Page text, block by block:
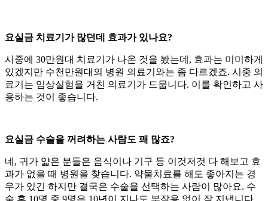
요실금 치료기가 많던데 효과가 있나요?
시중에 30만원대 치료기가 나온 것을 봤는데, 효과는 미미하게
있겠지만 수천만원대의 병원 의료기와는 좀 다르겠죠. 시중 의
료기는 임상실험을 거친 의료기가 드뭅니다. 이를 확인하고 사
용하는 것이 좋습니다.
요실금 수술을 꺼려하는 사람도 꽤 많죠?
네, 귀가 얇은 분들은 음식이나 기구 등 이것저것 다 해보고 효
과가 없을 때 병원을 찾습니다. 약물치료를 해도 좋아지는 경
우가 있긴 하지만 결국은 수술을 선택하는 사람이 많아요. 수